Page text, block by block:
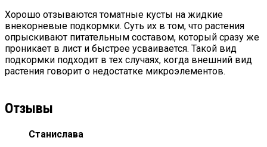
Хорошо отзываются томатные кусты на жидкие
внекорневые подкормки. Суть их в том, что растения
опрыскивают питательным составом, который сразу же
проникает в лист и быстрее усваивается. Такой вид
подкормки подходит в тех случаях, когда внешний вид
растения говорит о недостатке микроэлементов.
Отзывы
Станислава